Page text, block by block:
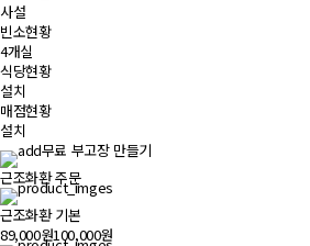
사설
빈소현황
4개실
식당현황
설치
매점현황
설치
무료 부고장 만들기
근조화환 주문
근조화환 기본
89,000원100,000원